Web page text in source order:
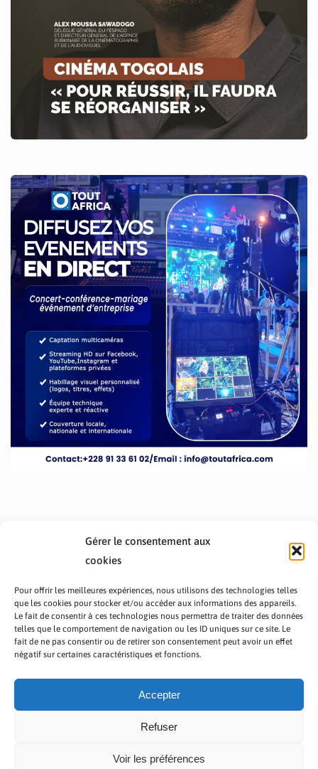
Gérer le consentement aux
cookies
Pour offrir les meilleures expériences, nous utilisons des technologies telles
que les cookies pour stocker et/ou accéder aux informations des appareils.
Le fait de consentir à ces technologies nous permettra de traiter des données
telles que le comportement de navigation ou les ID uniques sur ce site. Le
fait de ne pas consentir ou de retirer son consentement peut avoir un effet
négatif sur certaines caractéristiques et fonctions.
Accepter
Refuser
Voir les préférences
PRÉSENTATION TOUTAFRICA
A PROPOS